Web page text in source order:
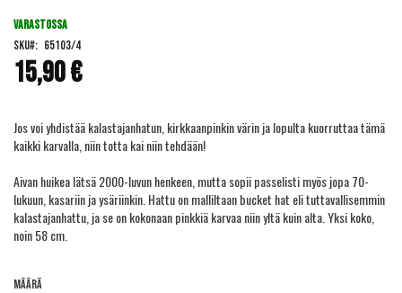
beginning
the
images
gallery
15,90 €
VARASTOSSA
SKU
65103/4
Jos voi yhdistää kalastajanhatun, kirkkaanpinkin värin ja lopulta kuorruttaa tämä
kaikki karvalla, niin totta kai niin tehdään!
Aivan huikea lätsä 2000-luvun henkeen, mutta sopii passelisti myös jopa 70-
lukuun, kasariin ja ysäriinkin. Hattu on malliltaan bucket hat eli tuttavallisemmin
kalastajanhattu, ja se on kokonaan pinkkiä karvaa niin yltä kuin alta. Yksi koko,
noin 58 cm.
Määrä